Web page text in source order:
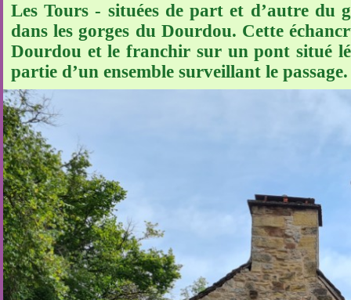
Les Tours - situées de part et d’autre du
dans les gorges du Dourdou. Cette
Dourdou et le franchir sur un pont situé
partie d’un ensemble surveillant le passage.